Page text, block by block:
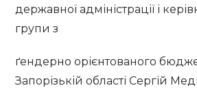
державної адміністрації і
групи з
ґендерно орієнтованого
Запорізькій області Сергій